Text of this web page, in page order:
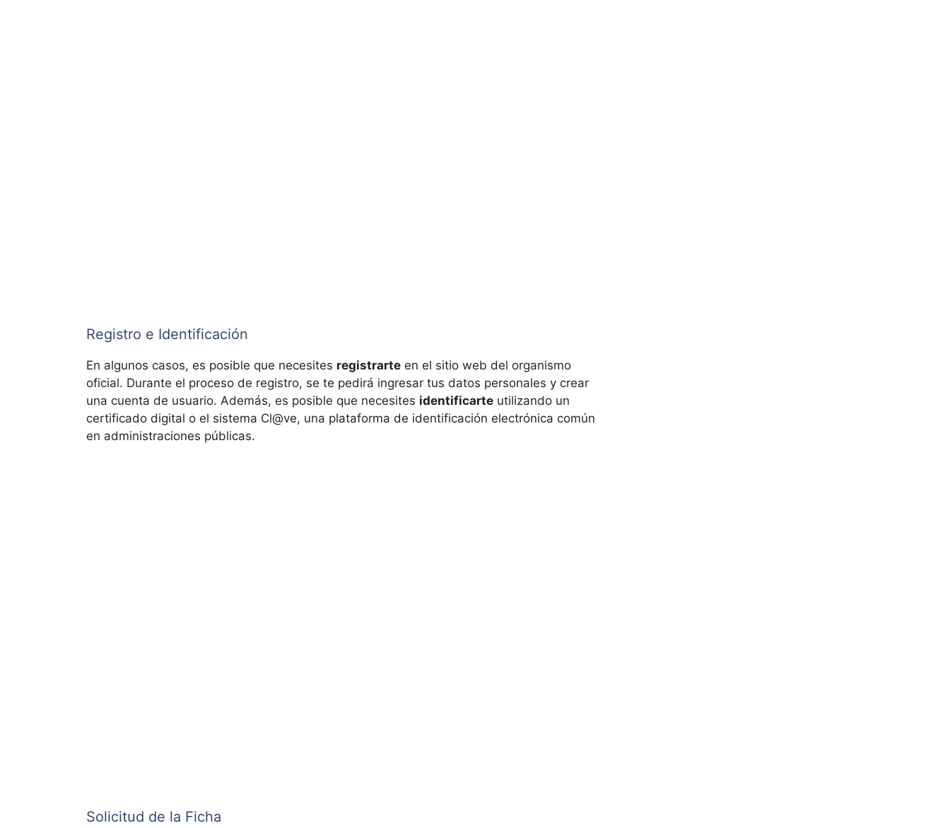
Registro e Identificación
En algunos casos, es posible que necesites registrarte en el sitio web del organismo
oficial. Durante el proceso de registro, se te pedirá ingresar tus datos personales y crear
una cuenta de usuario. Además, es posible que necesites identificarte utilizando un
certificado digital o el sistema Cl@ve, una plataforma de identificación electrónica común
en administraciones públicas.
Solicitud de la Ficha